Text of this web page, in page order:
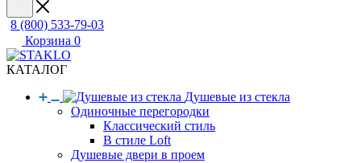
8 (800) 533-79-03
Корзина 0
КАТАЛОГ
Душевые из стекла
Одиночные перегородки
Классический стиль
В стиле Loft
Душевые двери в проем